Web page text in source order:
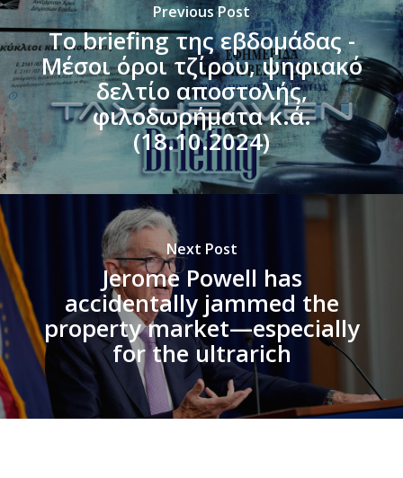
Previous Post
Το briefing της εβδομάδας -
Μέσοι όροι τζίρου, ψηφιακό
δελτίο αποστολής,
φιλοδωρήματα κ.ά.
(18.10.2024)
Next Post
Jerome Powell has
accidentally jammed the
property market—especially
for the ultrarich